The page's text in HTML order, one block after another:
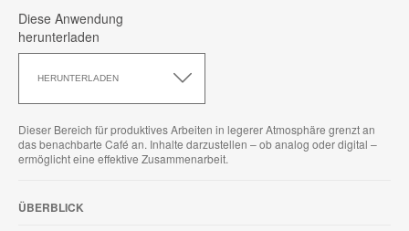
Diese Anwendung
herunterladen
HERUNTERLADEN
Anwendung
Dieser Bereich für produktives Arbeiten in legerer Atmosphäre grenzt an
das benachbarte Café an. Inhalte darzustellen – ob analog oder digital –
ermöglicht eine effektive Zusammenarbeit.
ÜBERBLICK